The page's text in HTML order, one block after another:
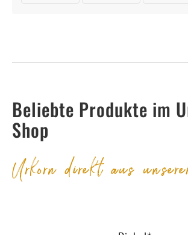
Beliebte Produkte im
Shop
Urkorn direkt aus